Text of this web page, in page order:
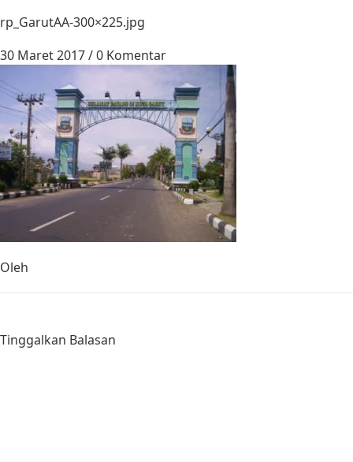
rp_GarutAA-300×225.jpg
30 Maret 2017/0 Komentar
Oleh
Tinggalkan Balasan